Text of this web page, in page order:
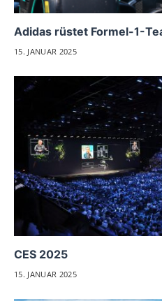
Adidas rüstet Formel-1-
15. JANUAR 2025
CES 2025
15. JANUAR 2025